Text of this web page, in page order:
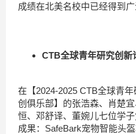
成绩在北美名校中已经得到广
CTB全球青年研究创新
在【2024-2025 CTB全球青
创俱乐部】的张浩森、肖楚
恒、邓舒译、董婉儿七位学
成果：SafeBark宠物智能头